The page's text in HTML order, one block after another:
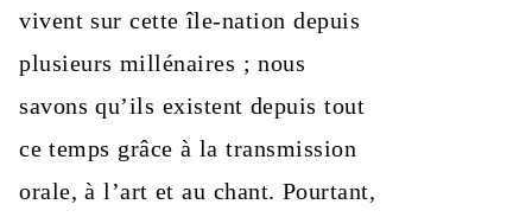
vivent sur cette île-nation depuis
plusieurs millénaires ; nous
savons qu’ils existent depuis tout
ce temps grâce à la transmission
orale, à l’art et au chant. Pourtant,